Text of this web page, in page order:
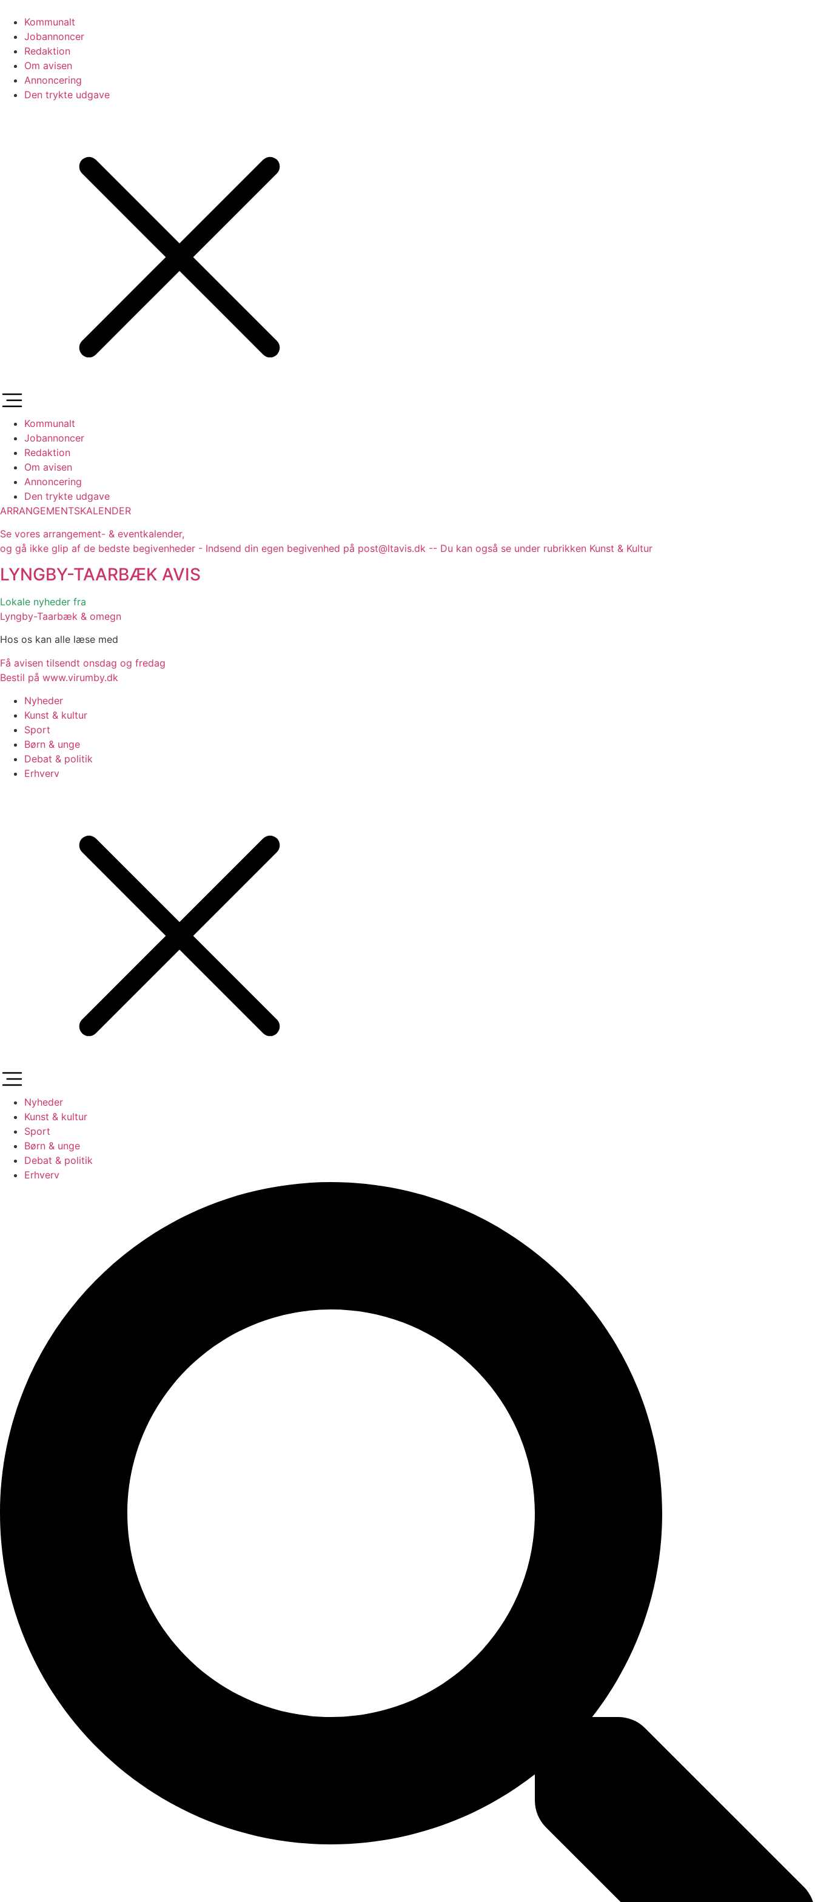
indhold
Kommunalt
Jobannoncer
Redaktion
Om avisen
Annoncering
Den trykte udgave
Kommunalt
Jobannoncer
Redaktion
Om avisen
Annoncering
Den trykte udgave
ARRANGEMENTSKALENDER
Se vores arrangement- & eventkalender,
og gå ikke glip af de bedste begivenheder - Indsend din egen begivenhed på post@ltavis.dk -- Du kan også se under rubrikken Kunst & Kultur
LYNGBY-TAARBÆK AVIS
Lokale nyheder fra
Lyngby-Taarbæk & omegn
Hos os kan alle læse med
Få avisen tilsendt onsdag og fredag
Bestil på www.virumby.dk
Nyheder
Kunst & kultur
Sport
Børn & unge
Debat & politik
Erhverv
Nyheder
Kunst & kultur
Sport
Børn & unge
Debat & politik
Erhverv